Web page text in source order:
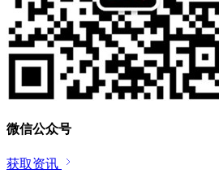
微信公众号
获取资讯